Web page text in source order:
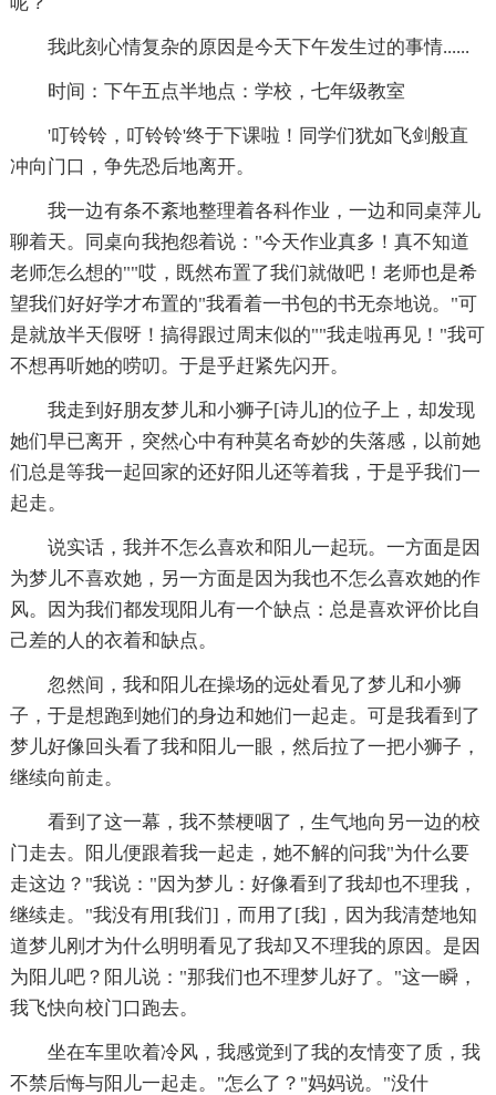
我此刻心情复杂的原因是今天下午发生过的事情......
时间：下午五点半地点：学校，七年级教室
'叮铃铃，叮铃铃'终于下课啦！同学们犹如飞剑般直
冲向门口，争先恐后地离开。
我一边有条不紊地整理着各科作业，一边和同桌萍儿
聊着天。同桌向我抱怨着说："今天作业真多！真不知道
老师怎么想的""哎，既然布置了我们就做吧！老师也是希
望我们好好学才布置的"我看着一书包的书无奈地说。"可
是就放半天假呀！搞得跟过周末似的""我走啦再见！"我可
不想再听她的唠叨。于是乎赶紧先闪开。
我走到好朋友梦儿和小狮子[诗儿]的位子上，却发现
她们早已离开，突然心中有种莫名奇妙的失落感，以前她
们总是等我一起回家的还好阳儿还等着我，于是乎我们一
起走。
说实话，我并不怎么喜欢和阳儿一起玩。一方面是因
为梦儿不喜欢她，另一方面是因为我也不怎么喜欢她的作
风。因为我们都发现阳儿有一个缺点：总是喜欢评价比自
己差的人的衣着和缺点。
忽然间，我和阳儿在操场的远处看见了梦儿和小狮
子，于是想跑到她们的身边和她们一起走。可是我看到了
梦儿好像回头看了我和阳儿一眼，然后拉了一把小狮子，
继续向前走。
看到了这一幕，我不禁梗咽了，生气地向另一边的校
门走去。阳儿便跟着我一起走，她不解的问我"为什么要
走这边？"我说："因为梦儿：好像看到了我却也不理我，
继续走。"我没有用[我们]，而用了[我]，因为我清楚地知
道梦儿刚才为什么明明看见了我却又不理我的原因。是因
为阳儿吧？阳儿说："那我们也不理梦儿好了。"这一瞬，
我飞快向校门口跑去。
坐在车里吹着冷风，我感觉到了我的友情变了质，我
不禁后悔与阳儿一起走。"怎么了？"妈妈说。"没什